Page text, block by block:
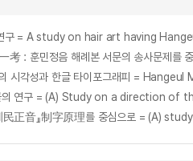
연구 = A study on hair art having
考 : 훈민정음 해례본 서문의 송사문제를
』의 시각성과 한글 타이포그래피 =
꼴의 연구 = (A) Study on a direction
民正音』制字原理를 중심으로 = (A)